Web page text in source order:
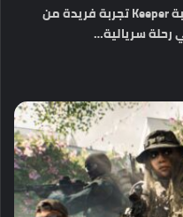
المنارة التي قررت أن تمشي! تُقدم لعبة Keeper تجربة فريدة من
سريالية…